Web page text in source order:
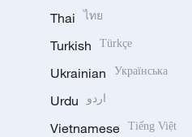
Thai ไทย
Turkish Türkçe
Ukrainian Українська
Urdu اردو
Vietnamese Tiếng Việt